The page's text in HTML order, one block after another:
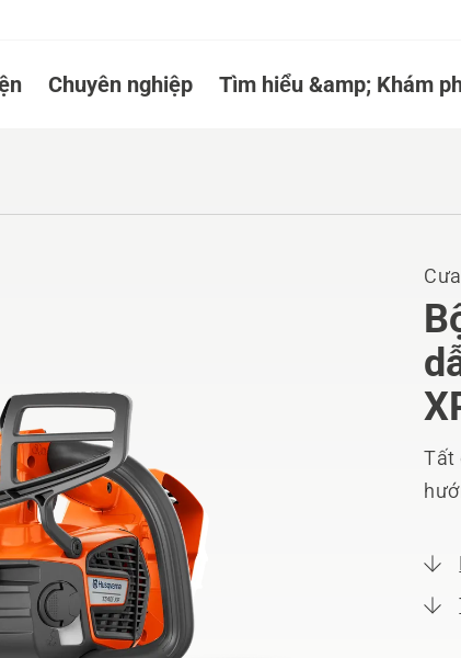
Chuyên nghiệp Tìm hiểu &amp; Khám
Tất